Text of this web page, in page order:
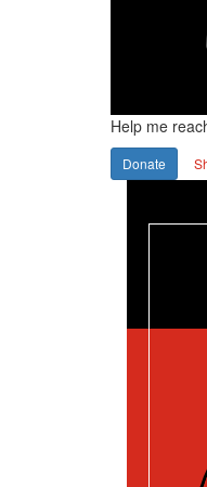
Help me
Donate